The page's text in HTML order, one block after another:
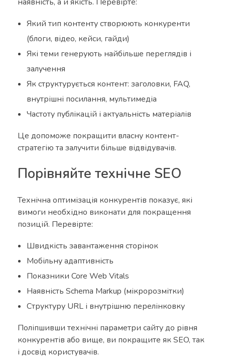
Який тип контенту створюють конкуренти
(блоги, відео, кейси, гайди)
Які теми генерують найбільше переглядів і
залучення
Як структурується контент: заголовки, FAQ,
внутрішні посилання, мультимедіа
Частоту публікацій і актуальність матеріалів
Це допоможе покращити власну контент-
стратегію та залучити більше відвідувачів.
Порівняйте технічне SEO
Технічна оптимізація конкурентів показує, які
вимоги необхідно виконати для покращення
позицій. Перевірте:
Швидкість завантаження сторінок
Мобільну адаптивність
Показники Core Web Vitals
Наявність Schema Markup (мікророзмітки)
Структуру URL і внутрішню перелінковку
Поліпшивши технічні параметри сайту до рівня
конкурентів або вище, ви покращите як SEO, так
і досвід користувачів.